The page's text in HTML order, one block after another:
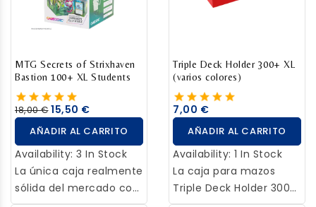
organizativas de tus
juegos.
MTG Secrets of Strixhaven
Bastion 100+ XL Students
18,00 € 15,50 €
AÑADIR AL CARRITO
Availability: 3 In Stock
La única caja realmente
sólida del mercado con
Triple Deck Holder 300+ XL
(varios colores)
7,00 €
AÑADIR AL CARRITO
Availability: 1 In Stock
La caja para mazos
Triple Deck Holder 300+